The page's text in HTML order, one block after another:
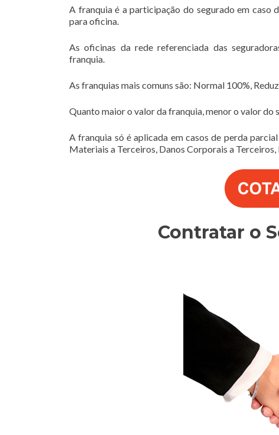
A franquia é a participação do segurado em caso
para oficina.
As oficinas da rede referenciada das
franquia.
As franquias mais comuns são: Normal 100%,
Quanto maior o valor da franquia, menor o valor
A franquia só é aplicada em casos de perda
Materiais a Terceiros, Danos Corporais a
Contratar o